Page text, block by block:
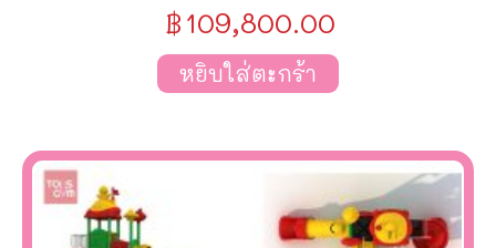
฿109,800.00
หยิบใส่ตะกร้า